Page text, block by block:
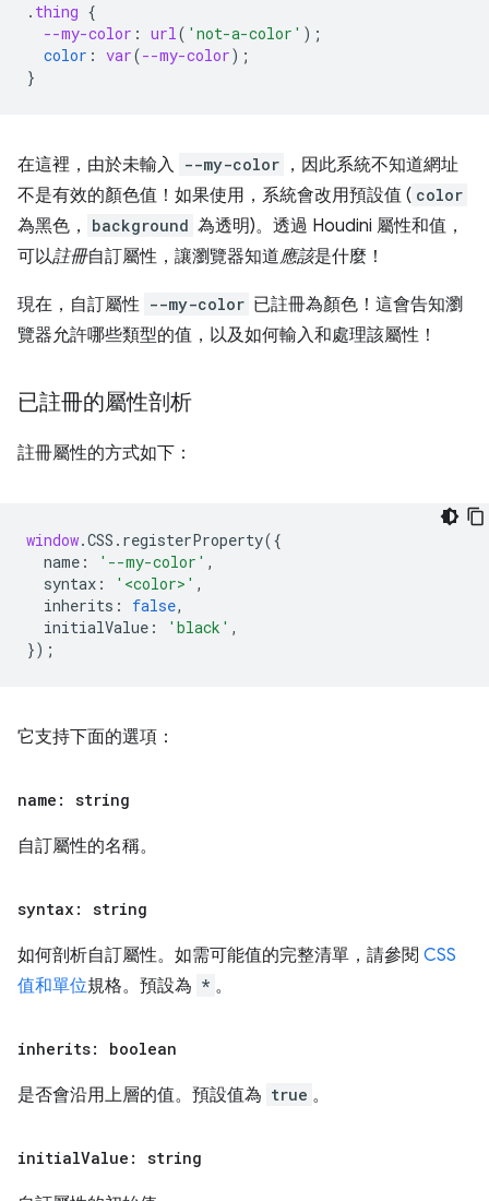
. thing {
--my-color : url( 'not-a-color' );
color : var(--my-color);
}
在這裡，由於未輸入 --my-color ，因此系統不知道網址
不是有效的顏色值！如果使用，系統會改用預設值 ( color
為黑色， background 為透明)。透過 Houdini 屬性和值，
可以註冊自訂屬性，讓瀏覽器知道應該是什麼！
現在，自訂屬性 --my-color 已註冊為顏色！這會告知瀏
覽器允許哪些類型的值，以及如何輸入和處理該屬性！
已註冊的屬性剖析
註冊屬性的方式如下：
window.CSS . registerProperty({
name : '--my-color' ,
syntax : '<color>' ,
inherits : false,
initialValue : 'black' ,
});
它支持下面的選項：
name: string
自訂屬性的名稱。
syntax: string
如何剖析自訂屬性。如需可能值的完整清單，請參閱 CSS
值和單位規格。預設為 * 。
inherits: boolean
是否會沿用上層的值。預設值為 true 。
initialValue: string